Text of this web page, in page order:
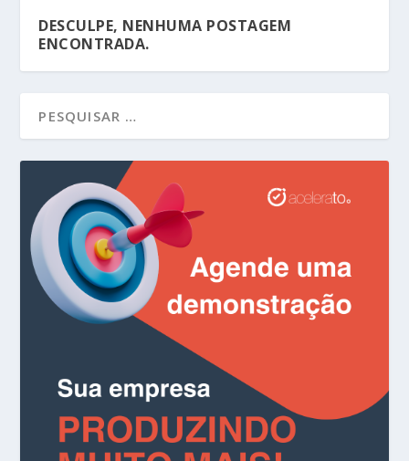
DESCULPE, NENHUMA POSTAGEM
ENCONTRADA.